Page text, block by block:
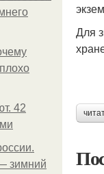
42
зимний
Для